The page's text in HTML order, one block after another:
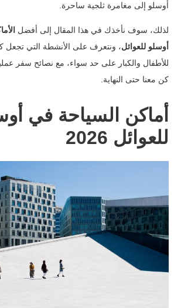
أوسلو إلى مغامرة ثلجية ساحرة.
لذلك، سوف نأخذك في هذا المقال إلى أفضل
أوسلو للعوائل، ونتعرف على الأنشطة التي تجعل
للأطفال والكبار على حد سواء، مع نصائح سفر
كن معنا حتى النهاية.
أماكن السياحة في
للعوائل 2026